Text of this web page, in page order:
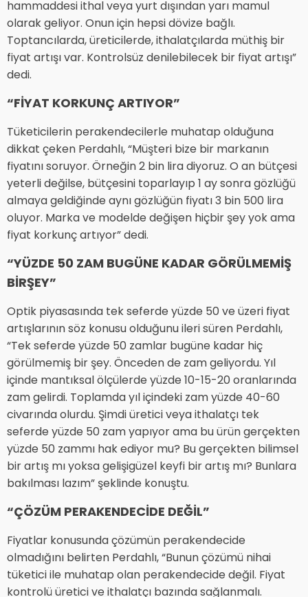
hammaddesi ithal veya yurt dışından yarı mamul
olarak geliyor. Onun için hepsi dövize bağlı.
Toptancılarda, üreticilerde, ithalatçılarda müthiş bir
fiyat artışı var. Kontrolsüz denilebilecek bir fiyat artışı”
dedi.
“FİYAT KORKUNÇ ARTIYOR”
Tüketicilerin perakendecilerle muhatap olduğuna
dikkat çeken Perdahlı, “Müşteri bize bir markanın
fiyatını soruyor. Örneğin 2 bin lira diyoruz. O an bütçesi
yeterli değilse, bütçesini toparlayıp 1 ay sonra gözlüğü
almaya geldiğinde aynı gözlüğün fiyatı 3 bin 500 lira
oluyor. Marka ve modelde değişen hiçbir şey yok ama
fiyat korkunç artıyor” dedi.
“YÜZDE 50 ZAM BUGÜNE KADAR GÖRÜLMEMİŞ
BİRŞEY”
Optik piyasasında tek seferde yüzde 50 ve üzeri fiyat
artışlarının söz konusu olduğunu ileri süren Perdahlı,
“Tek seferde yüzde 50 zamlar bugüne kadar hiç
görülmemiş bir şey. Önceden de zam geliyordu. Yıl
içinde mantıksal ölçülerde yüzde 10-15-20 oranlarında
zam gelirdi. Toplamda yıl içindeki zam yüzde 40-60
civarında olurdu. Şimdi üretici veya ithalatçı tek
seferde yüzde 50 zam yapıyor ama bu ürün gerçekten
yüzde 50 zammı hak ediyor mu? Bu gerçekten bilimsel
bir artış mı yoksa gelişigüzel keyfi bir artış mı? Bunlara
bakılması lazım” şeklinde konuştu.
“ÇÖZÜM PERAKENDECİDE DEĞİL”
Fiyatlar konusunda çözümün perakendecide
olmadığını belirten Perdahlı, “Bunun çözümü nihai
tüketici ile muhatap olan perakendecide değil. Fiyat
kontrolü üretici ve ithalatçı bazında sağlanmalı.